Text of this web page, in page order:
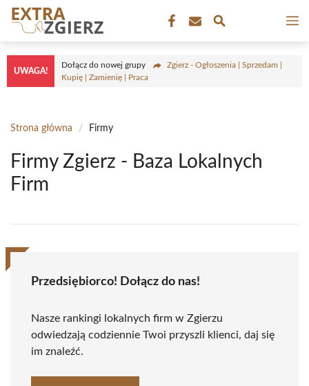
Przejdź
treści
UWAGA!
Dołącz do nowej grupy
Zgierz - Ogłoszenia | Sprzedam |
Kupię | Zamienię | Praca
Strona główna / Firmy
Firmy Zgierz - Baza Lokalnych
Firm
Przedsiębiorco! Dołącz do nas!
Nasze rankingi lokalnych firm w Zgierzu
odwiedzają codziennie Twoi przyszli klienci, daj się
im znaleźć.